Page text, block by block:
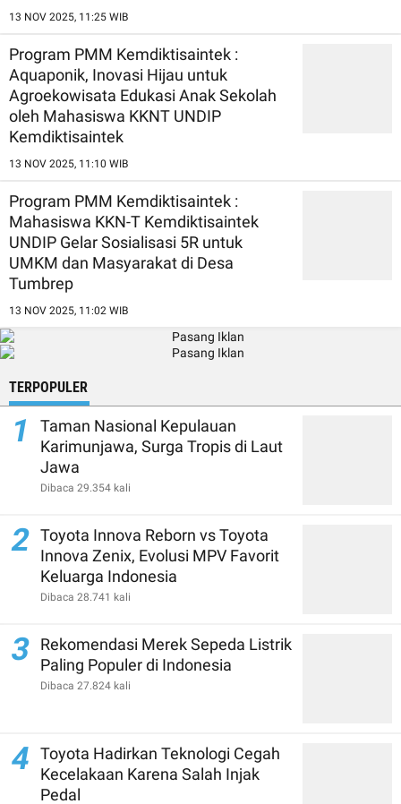
13 NOV 2025, 11:25 WIB
Program PMM Kemdiktisaintek :
Aquaponik, Inovasi Hijau untuk
Agroekowisata Edukasi Anak Sekolah
oleh Mahasiswa KKNT UNDIP
Kemdiktisaintek
13 NOV 2025, 11:10 WIB
Program PMM Kemdiktisaintek :
Mahasiswa KKN-T Kemdiktisaintek
UNDIP Gelar Sosialisasi 5R untuk
UMKM dan Masyarakat di Desa
Tumbrep
13 NOV 2025, 11:02 WIB
TERPOPULER
1
Taman Nasional Kepulauan
Karimunjawa, Surga Tropis di Laut
Jawa
Dibaca 29.354 kali
2 Toyota Innova Reborn vs Toyota
Innova Zenix, Evolusi MPV Favorit
Keluarga Indonesia
Dibaca 28.741 kali
3
Rekomendasi Merek Sepeda Listrik
Paling Populer di Indonesia
Dibaca 27.824 kali
4
Toyota Hadirkan Teknologi Cegah
Kecelakaan Karena Salah Injak
Pedal